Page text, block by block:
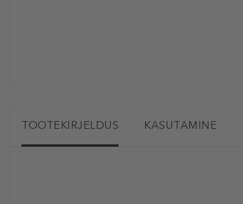
TOOTEKIRJELDUS KASUTAMINE